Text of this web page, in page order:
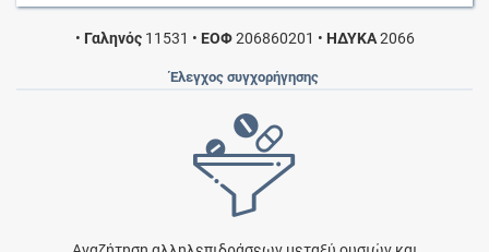
• Γαληνός11531 • ΕΟΦ206860201 • ΗΔΥΚΑ2066
Έλεγχος συγχορήγησης